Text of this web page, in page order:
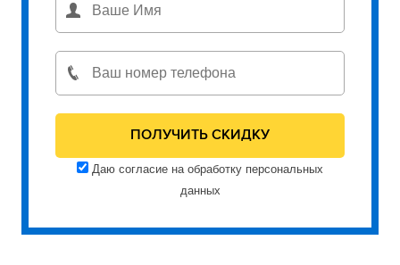
Даю согласие на обработку персональных
данных